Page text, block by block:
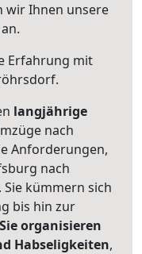
wir Ihnen unsere
Erfahrung mit
.
langjährige
nach
Anforderungen,
nach
kümmern sich
bis hin zur
Sie organisieren
Habseligkeiten,